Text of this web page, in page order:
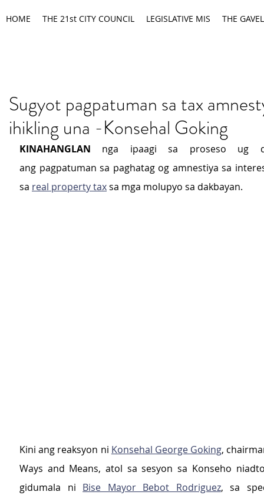
HOME THE 21st CITY COUNCIL LEGISLATIVE MIS THE GAVEL
Sugyot pagpatuman sa tax
ihikling una -Konsehal Goking
KINAHANGLAN nga ipaagi sa proseso ug
ang pagpatuman sa paghatag og amnestiya sa
sa real property tax sa mga molupyo sa dakbayan.
Kini ang reaksyon ni Konsehal George Goking,
Ways and Means, atol sa sesyon sa Konseho
gidumala ni Bise Mayor Bebot Rodriguez, sa